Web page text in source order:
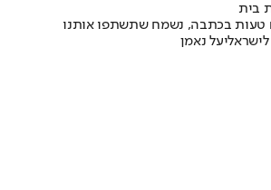
בית
טעות בכתבה, נשמח שתשתפו אותנו
יעל נאמן